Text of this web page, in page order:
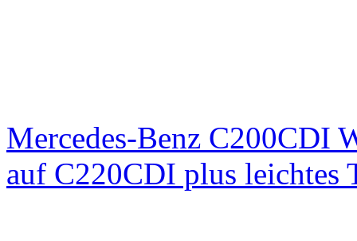
Mercedes-Benz C200CDI
auf C220CDI plus